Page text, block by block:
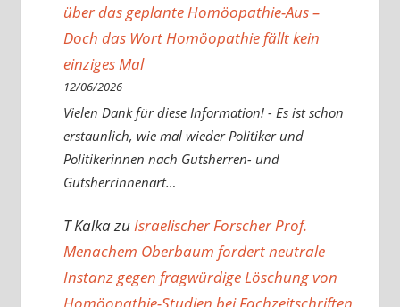
über das geplante Homöopathie-Aus –
Doch das Wort Homöopathie fällt kein
einziges Mal
12/06/2026
Vielen Dank für diese Information! - Es ist schon
erstaunlich, wie mal wieder Politiker und
Politikerinnen nach Gutsherren- und
Gutsherrinnenart…
T KalkazuIsraelischer Forscher Prof.
Menachem Oberbaum fordert neutrale
Instanz gegen fragwürdige Löschung von
Homöopathie-Studien bei Fachzeitschriften